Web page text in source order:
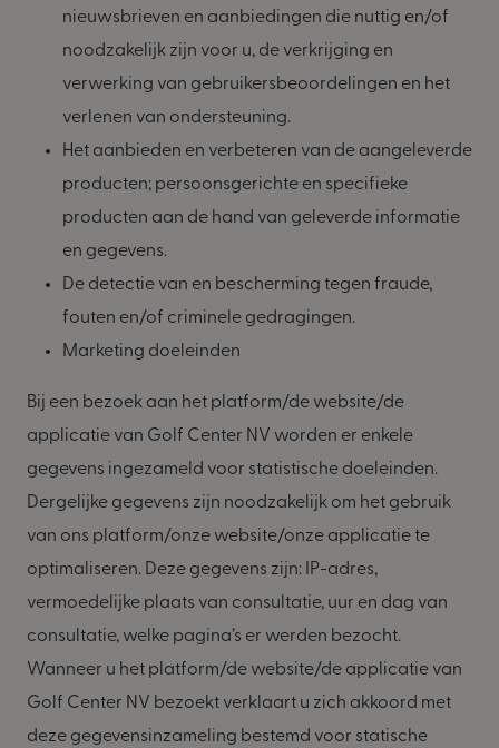
nieuwsbrieven en aanbiedingen die nuttig en/of
noodzakelijk zijn voor u, de verkrijging en
verwerking van gebruikersbeoordelingen en het
verlenen van ondersteuning.
Het aanbieden en verbeteren van de aangeleverde
producten; persoonsgerichte en specifieke
producten aan de hand van geleverde informatie
en gegevens.
De detectie van en bescherming tegen fraude,
fouten en/of criminele gedragingen.
Marketing doeleinden
Bij een bezoek aan het platform/de website/de
applicatie van Golf Center NV worden er enkele
gegevens ingezameld voor statistische doeleinden.
Dergelijke gegevens zijn noodzakelijk om het gebruik
van ons platform/onze website/onze applicatie te
optimaliseren. Deze gegevens zijn: IP-adres,
vermoedelijke plaats van consultatie, uur en dag van
consultatie, welke pagina’s er werden bezocht.
Wanneer u het platform/de website/de applicatie van
Golf Center NV bezoekt verklaart u zich akkoord met
deze gegevensinzameling bestemd voor statische